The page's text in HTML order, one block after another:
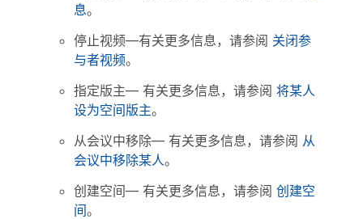
息。
停止视频—有关更多信息，请参阅 关闭参
与者视频。
指定版主— 有关更多信息，请参阅 将某人
设为空间版主。
从会议中移除— 有关更多信息，请参阅 从
会议中移除某人。
创建空间— 有关更多信息，请参阅 创建空
间。